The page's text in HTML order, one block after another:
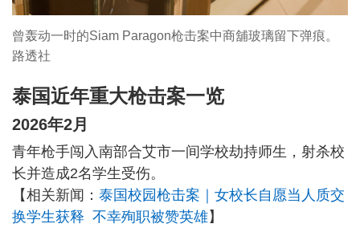
曾轰动一时的Siam Paragon枪击案中商舖玻璃留下弹痕。
路透社
泰国近年重大枪击案一览
2026年2月
青年枪手闯入南部合艾市一间学校劫持师生，射杀校
长并造成2名学生受伤。
【相关新闻： 泰国校园枪击案｜女校长自愿当人质交
换学生获释 不幸殉职被赞英雄】